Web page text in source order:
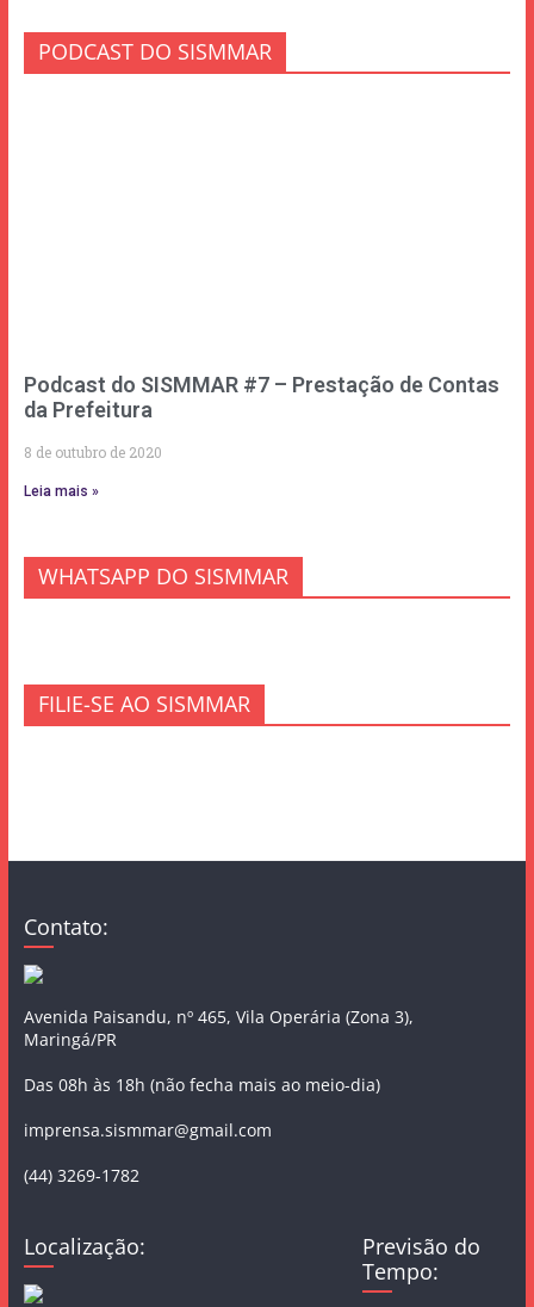
PODCAST DO SISMMAR
Podcast do SISMMAR #7 – Prestação de Contas
da Prefeitura
8 de outubro de 2020
Leia mais »
WHATSAPP DO SISMMAR
FILIE-SE AO SISMMAR
Contato:
Avenida Paisandu, nº 465, Vila Operária (Zona 3),
Maringá/PR
Das 08h às 18h (não fecha mais ao meio-dia)
imprensa.sismmar@gmail.com
(44) 3269-1782
Localização:
Previsão do
Tempo: